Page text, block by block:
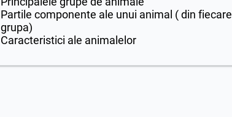
Partile componente ale unui animal ( din fiecare
grupa)
Caracteristici ale animalelor